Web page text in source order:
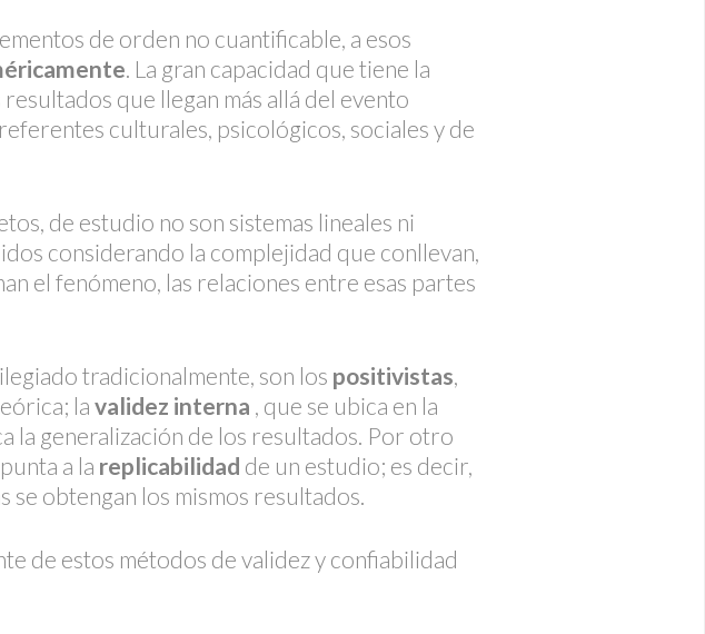
de orden no cuantificable, a esos
. La gran capacidad que tiene la
que llegan más allá del evento
culturales, psicológicos, sociales y de
de estudio no son sistemas lineales ni
considerando la complejidad que conllevan,
el fenómeno, las relaciones entre esas partes
tradicionalmente, son los positivistas,
lavalidez interna , que se ubica en la
la generalización de los resultados. Por otro
a la replicabilidad de un estudio; es decir,
se obtengan los mismos resultados.
de estos métodos de validez y confiabilidad